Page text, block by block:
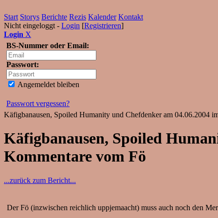
Start Storys Berichte Rezis Kalender Kontakt
Nicht eingeloggt - Login [Registrieren]
Login X
BS-Nummer oder Email:
Passwort:
Angemeldet bleiben
Passwort vergessen?
Käfigbanausen, Spoiled Humanity und Chefdenker am 04.06.2004
Käfigbanausen, Spoiled
Kommentare vom Fö
...zurück zum Bericht...
Der Fö (inzwischen reichlich uppjemaacht) muss auch noch den